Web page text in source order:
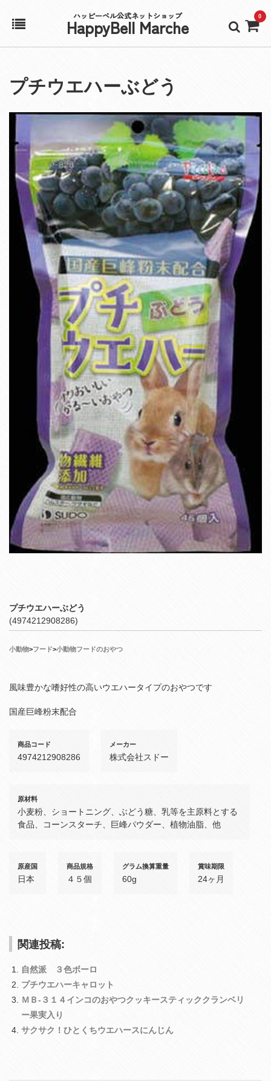
ハッピーベル公式ネットショップ
HappyBell Marche 0
アカウント
カート
プチウエハーぶどう
プチウエハーぶどう
(4974212908286)
小動物>フード>小動物フードのおやつ
風味豊かな嗜好性の高いウエハータイプのおやつです
国産巨峰粉末配合
商品コード
4974212908286
メーカー
株式会社スドー
原材料
小麦粉、ショートニング、ぶどう糖、乳等を主原料とする
食品、コーンスターチ、巨峰パウダー、植物油脂、他
原産国
日本
商品規格
４５個
グラム換算重量
60g
賞味期限
24ヶ月
関連投稿:
自然派 ３色ボーロ
プチウエハーキャロット
ＭＢ‐３１４インコのおやつクッキースティッククランベリ
ー果実入り
サクサク！ひとくちウエハースにんじん